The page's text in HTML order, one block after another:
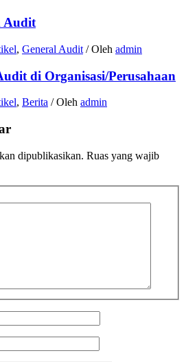
Audit
, General Audit / Oleh admin
di Organisasi/Perusahaan
, Berita / Oleh admin
dipublikasikan. Ruas yang wajib